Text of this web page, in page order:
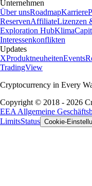
Unternehmen
Über unsRoadmapKarriere
ReservenAffiliateLizenzen
Exploration HubKlima
Interessenkonflikten
Updates
XProduktneuheitenEvents
TradingView
Cryptocurrency in Every
Copyright © 2018 - 2026
EEA Allgemeine
LimitsStatus Cookie-